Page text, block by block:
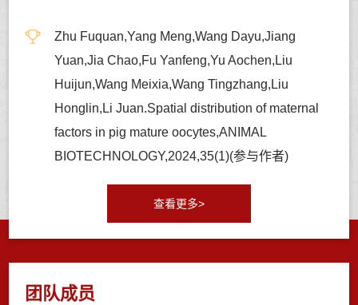
Zhu Fuquan,Yang Meng,Wang Dayu,Jiang
Yuan,Jia Chao,Fu Yanfeng,Yu Aochen,Liu
Huijun,Wang Meixia,Wang Tingzhang,Liu
Honglin,Li Juan.Spatial distribution of maternal
factors in pig mature oocytes,ANIMAL
BIOTECHNOLOGY,2024,35(1)(参与作者)
查看更多>
团队成员